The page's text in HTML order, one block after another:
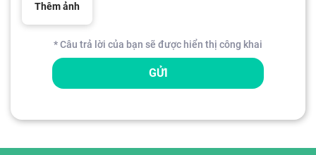
Thêm ảnh
* Câu trả lời của bạn sẽ được hiển thị công khai
GỬI